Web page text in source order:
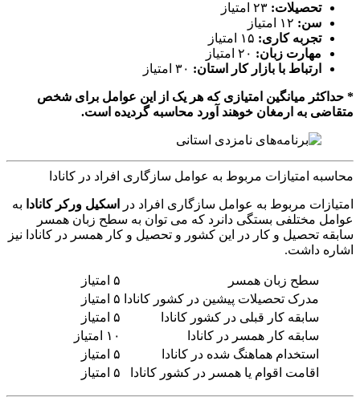
تحصیلات:
سن:
تجربه کاری:
مهارت زبان:
ارتباط با بازار کار استان:
* حداکثر میانگین امتیازی که هر یک از این عوامل برای شخص
متقاضی به ارمغان خوهند آورد محاسبه گردیده است.
محاسبه امتیازات مربوط به عوامل سازگاری افراد در کانادا
امتیازات مربوط به عوامل سازگاری افراد در اسکیل ورکر کانادا به
عوامل مختلفی بستگی دانرد که می توان به سطح زبان همسر
سابقه تحصیل و کار در این کشور و تحصیل و کار همسر در کانادا نیز
اشاره داشت.
سطح زبان همسر
۵ امتیاز
مدرک تحصیلات پیشین در کشور کانادا ۵ امتیاز
سابقه کار قبلی در کشور کانادا
۵ امتیاز
سابقه کار همسر در کانادا
۱۰ امتیاز
استخدام هماهنگ شده در کانادا
۵ امتیاز
اقامت اقوام یا همسر در کشور کانادا
۵ امتیاز